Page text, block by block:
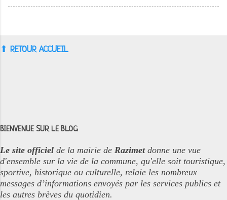
⬆︎ RETOUR ACCUEIL
BIENVENUE SUR LE BLOG
Le site officiel de la mairie de Razimetdonne une vue
d'ensemble sur la vie de la commune, qu'elle soit touristique,
sportive, historique ou culturelle, relaie les nombreux
messages d’informations envoyés par les services publics et
les autres brèves du quotidien.